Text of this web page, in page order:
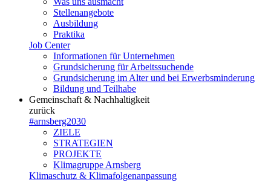
Stellenangebote
Ausbildung
Praktika
Job Center
Informationen für Unternehmen
Grundsicherung für Arbeitssuchende
Grundsicherung im Alter und bei Erwerbsminderung
Bildung und Teilhabe
Gemeinschaft & Nachhaltigkeit
zurück
#arnsberg2030
ZIELE
STRATEGIEN
PROJEKTE
Klimagruppe Arnsberg
Klimaschutz & Klimafolgenanpassung